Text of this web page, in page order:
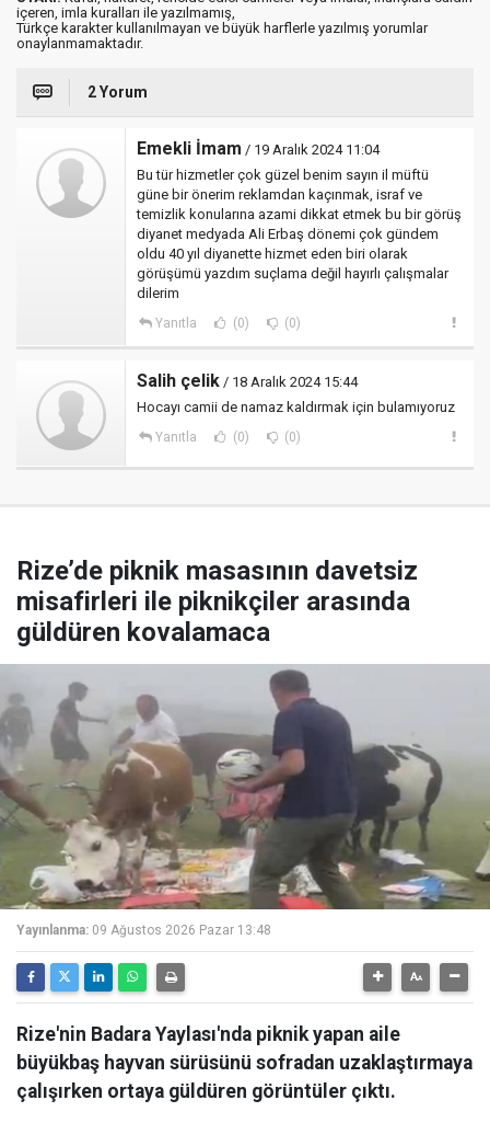
içeren, imla kuralları ile yazılmamış,
Türkçe karakter kullanılmayan ve büyük harflerle yazılmış yorumlar
onaylanmamaktadır.
2 Yorum
Emekli İmam / 19 Aralık 2024 11:04
Bu tür hizmetler çok güzel benim sayın il müftü
güne bir önerim reklamdan kaçınmak, israf ve
temizlik konularına azami dikkat etmek bu bir görüş
diyanet medyada Ali Erbaş dönemi çok gündem
oldu 40 yıl diyanette hizmet eden biri olarak
görüşümü yazdım suçlama değil hayırlı çalışmalar
dilerim
Yanıtla (0) (0)
Salih çelik / 18 Aralık 2024 15:44
Hocayı camii de namaz kaldırmak için bulamıyoruz
Yanıtla (0) (0)
Rize’de piknik masasının davetsiz
misafirleri ile piknikçiler arasında
güldüren kovalamaca
Yayınlanma: 09 Ağustos 2026 Pazar 13:48
Rize'nin Badara Yaylası'nda piknik yapan aile
büyükbaş hayvan sürüsünü sofradan uzaklaştırmaya
çalışırken ortaya güldüren görüntüler çıktı.